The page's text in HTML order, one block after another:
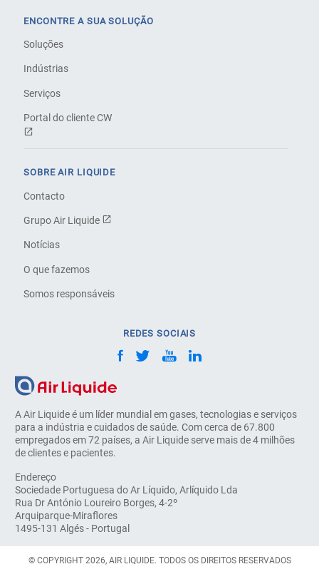
A Air Liquide é um líder mundial em gases, tecnologias e serviços
para a indústria e cuidados de saúde. Com cerca de 67.800
empregados em 72 países, a Air Liquide serve mais de 4 milhões
de clientes e pacientes.
Endereço
Sociedade Portuguesa do Ar Líquido, Arlíquido Lda
Rua Dr António Loureiro Borges, 4-2º
Arquiparque-Miraflores
1495-131 Algés - Portugal
ENCONTRE A SUA SOLUÇÃO
Soluções
Indústrias
Serviços
Portal do cliente CW
SOBRE AIR LIQUIDE
Contacto
Grupo Air Liquide
Notícias
O que fazemos
Somos responsáveis
REDES SOCIAIS
© COPYRIGHT 2026, AIR LIQUIDE. TODOS OS DIREITOS RESERVADOS